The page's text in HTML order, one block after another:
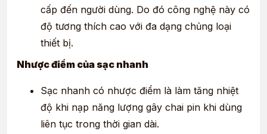
cấp đến người dùng. Do đó công nghệ này có
độ tương thích cao với đa dạng chủng loại
thiết bị.
Nhược điểm của sạc nhanh
Sạc nhanh có nhược điểm là làm tăng nhiệt
độ khi nạp năng lượng gây chai pin khi dùng
liên tục trong thời gian dài.